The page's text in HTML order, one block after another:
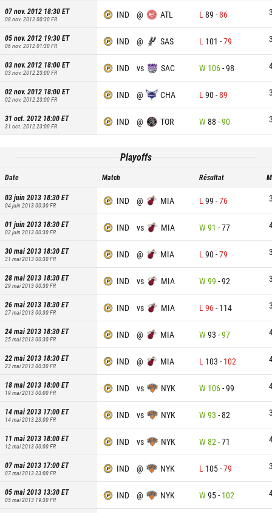
07 nov. 2012 18:30ET
08 nov. 2012 00:30FR IND @ ATL L 89 -86
05 nov. 2012 19:30ET
06 nov. 2012 01:30FR IND @ SAS L 101 -79
03 nov. 2012 18:00ET
03 nov. 2012 23:00FR IND vs SAC W 106-98
02 nov. 2012 18:00ET
02 nov. 2012 23:00FR IND @ CHA L 90-89
31 oct. 2012 18:00ET
31 oct. 2012 23:00FR IND @ TOR W88 -90
Playoffs
Date Match Résultat
03 juin 2013 18:30ET
04 juin 2013 00:30FR IND @ MIA L 99 -76
01 juin 2013 18:30ET
02 juin 2013 00:30FR IND vs MIA W91 -77
30 mai 2013 18:30ET
31 mai 2013 00:30FR IND @ MIA L 90-79
28 mai 2013 18:30ET
29 mai 2013 00:30FR IND vs MIA W99 -92
26 mai 2013 18:30ET
27 mai 2013 00:30FR IND vs MIA L 96- 114
24 mai 2013 18:30ET
25 mai 2013 00:30FR IND @ MIA W93 -97
22 mai 2013 18:30ET
23 mai 2013 00:30FR IND @ MIA L 103 - 102
18 mai 2013 18:00ET
19 mai 2013 00:00FR IND vs NYK W 106-99
14 mai 2013 17:00ET
14 mai 2013 23:00FR IND vs NYK W93 -82
11 mai 2013 18:00ET
12 mai 2013 00:00FR IND vs NYK W82 -71
07 mai 2013 17:00ET
07 mai 2013 23:00FR IND @ NYK L 105-79
05 mai 2013 13:30ET
05 mai 2013 19:30FR IND @ NYK W95- 102